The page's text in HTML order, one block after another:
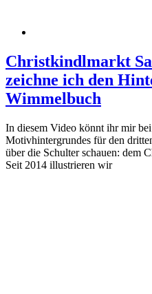
Christkindlmarkt
zeichne ich den
Wimmelbuch
In diesem Video könnt ihr mir
Motivhintergrundes für den
über die Schulter schauen: dem
Seit 2014 illustrieren wir